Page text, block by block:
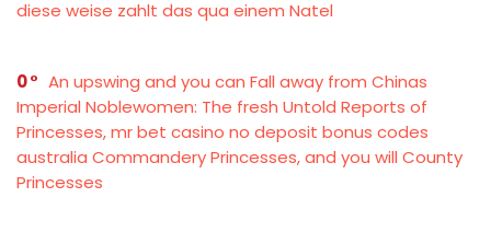
diese weise zahlt das qua einem Natel
0
An upswing and you can Fall away from Chinas
Imperial Noblewomen: The fresh Untold Reports of
Princesses, mr bet casino no deposit bonus codes
australia Commandery Princesses, and you will County
Princesses